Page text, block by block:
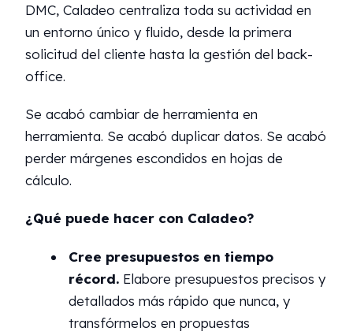
DMC, Caladeo centraliza toda su actividad en
un entorno único y fluido, desde la primera
solicitud del cliente hasta la gestión del back-
office.
Se acabó cambiar de herramienta en
herramienta. Se acabó duplicar datos. Se acabó
perder márgenes escondidos en hojas de
cálculo.
¿Qué puede hacer con Caladeo?
Cree presupuestos en tiempo
récord. Elabore presupuestos precisos y
detallados más rápido que nunca, y
transfórmelos en propuestas